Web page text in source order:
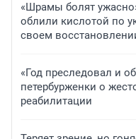
«Шрамы болят
облили кислотой по
своем
«Год преследовал и
петербурженки о
реабилитации